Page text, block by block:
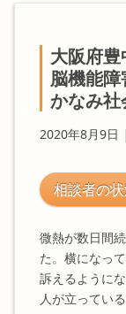
大阪府
脳機能
かなみ
2020年8月9日 |
相談者の
微熱が数日間
た。横になっ
訴えるように
人が立ってい